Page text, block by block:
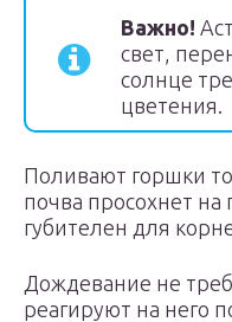
Важно!
свет,
солнце
цветения.
Поливают горшки
почва просохнет на
губителен для
Дождевание не
реагируют на него